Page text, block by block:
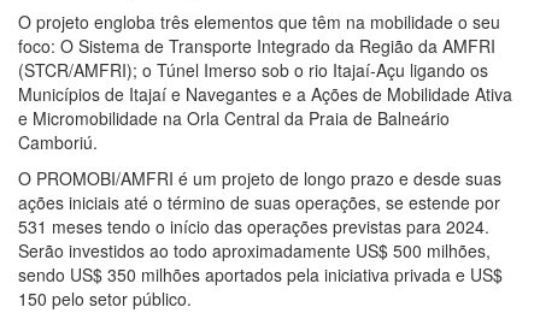
O projeto engloba três elementos que têm na mobilidade o seu
foco: O Sistema de Transporte Integrado da Região da AMFRI
(STCR/AMFRI); o Túnel Imerso sob o rio Itajaí-Açu ligando os
Municípios de Itajaí e Navegantes e a Ações de Mobilidade Ativa
e Micromobilidade na Orla Central da Praia de Balneário
Camboriú.
O PROMOBI/AMFRI é um projeto de longo prazo e desde suas
ações iniciais até o término de suas operações, se estende por
531 meses tendo o início das operações previstas para 2024.
Serão investidos ao todo aproximadamente US$ 500 milhões,
sendo US$ 350 milhões aportados pela iniciativa privada e US$
150 pelo setor público.